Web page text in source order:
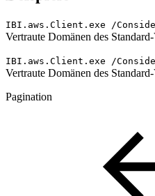
IBI.aws.Client.exe /
Vertraute Domänen des
IBI.aws.Client.exe /
Vertraute Domänen des
Pagination